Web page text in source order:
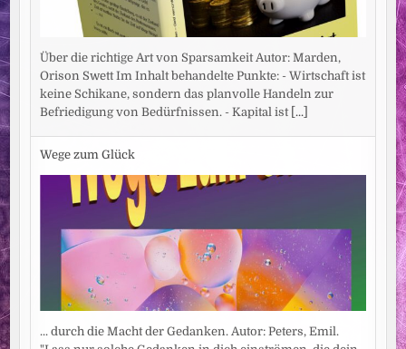
Über die richtige Art von Sparsamkeit Autor: Marden,
Orison Swett Im Inhalt behandelte Punkte: - Wirtschaft ist
keine Schikane, sondern das planvolle Handeln zur
Befriedigung von Bedürfnissen. - Kapital ist [...]
Wege zum Glück
... durch die Macht der Gedanken. Autor: Peters, Emil.